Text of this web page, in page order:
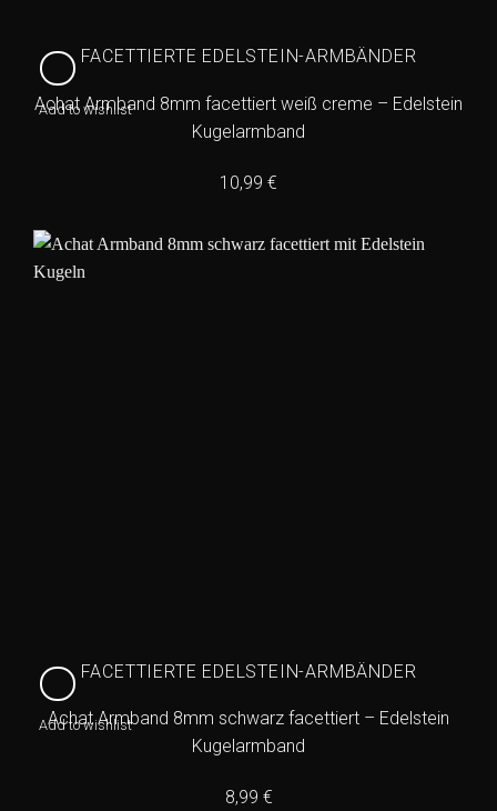
Add to wishlist
FACETTIERTE EDELSTEIN-ARMBÄNDER
Achat Armband 8mm facettiert weiß creme – Edelstein
Kugelarmband
10,99 €
Add to wishlist
FACETTIERTE EDELSTEIN-ARMBÄNDER
Achat Armband 8mm schwarz facettiert – Edelstein
Kugelarmband
8,99 €